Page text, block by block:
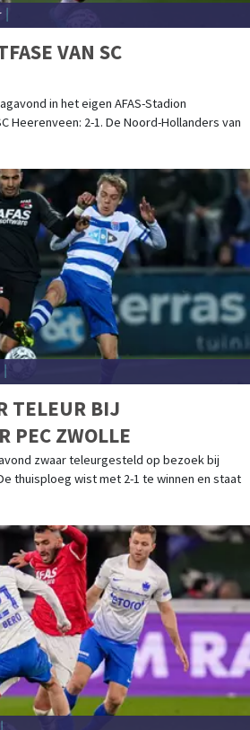
VAN SC
in het eigen AFAS-Stadion
Heerenveen: 2-1. De Noord-Hollanders van
TELEUR BIJ
PEC ZWOLLE
zwaar teleurgesteld op bezoek bij
thuisploeg wist met 2-1 te winnen en staat